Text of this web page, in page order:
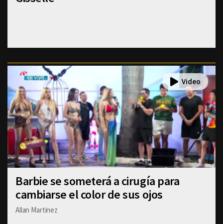
Barbie se someterá a cirugía para
cambiarse el color de sus ojos
Allan Martinez